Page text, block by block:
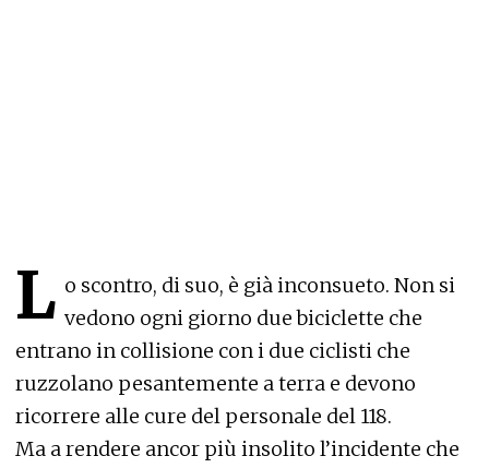
L o scontro, di suo, è già inconsueto. Non si
vedono ogni giorno due biciclette che
entrano in collisione con i due ciclisti che
ruzzolano pesantemente a terra e devono
ricorrere alle cure del personale del 118.
Ma a rendere ancor più insolito l’incidente che